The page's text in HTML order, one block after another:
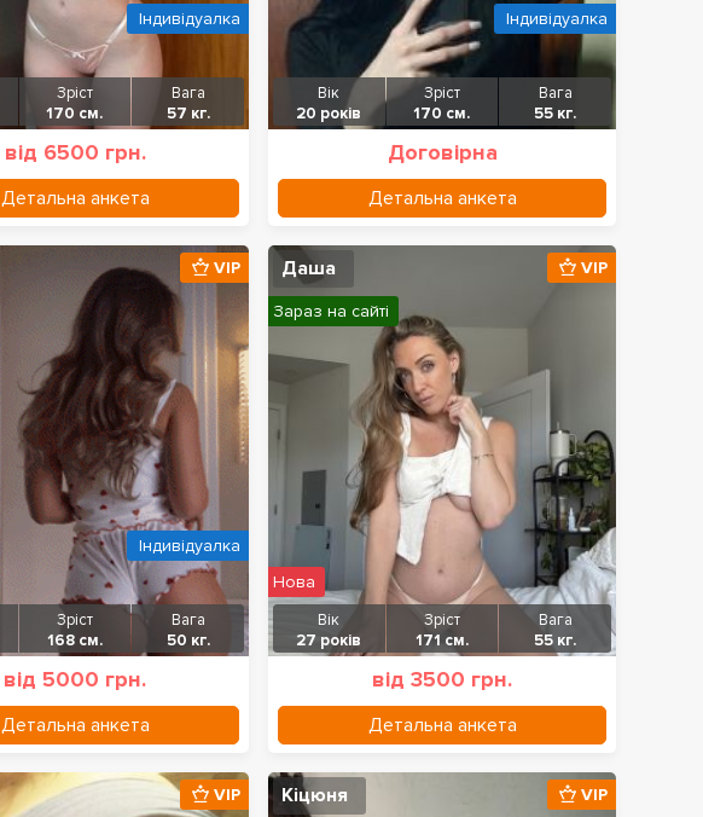
Зріст
170 см.
Вага
57 кг.
від 6500 грн.
Детальна анкета
Індивідуалка
Вік
20 років
Зріст
170 см.
Вага
55 кг.
Договірна
Детальна анкета
Індивідуалка
Зріст
168 см.
Вага
50 кг.
від 5000 грн.
Детальна анкета
VIP
Індивідуалка
Даша
Вік
27 років
Зріст
171 см.
Вага
55 кг.
від 3500 грн.
Детальна анкета
VIP
Зараз на сайті
Нова
VIP Кіцюня VIP